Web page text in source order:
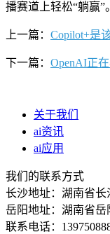
播赛道上轻松“躺赢”。
上一篇： Copilot+是
下一篇： OpenAI正
关于我们
ai资讯
ai应用
我们的联系方式
长沙地址：湖南省
岳阳地址：湖南省岳
联系电话：